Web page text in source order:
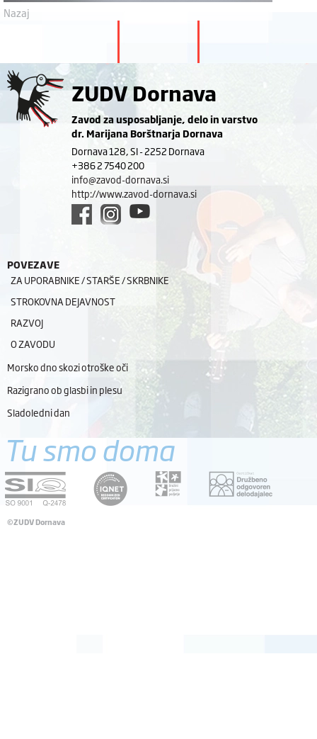
Nazaj
ZUDV Dornava
Zavod za usposabljanje, delo in varstvo
dr. Marijana Borštnarja Dornava
Dornava 128, SI - 2252 Dornava
+386 2 7540 200
info@zavod-dornava.si
http://www.zavod-dornava.si
POVEZAVE
ZA UPORABNIKE / STARŠE / SKRBNIKE
STROKOVNA DEJAVNOST
RAZVOJ
O ZAVODU
Morsko dno skozi otroške oči
Razigrano ob glasbi in plesu
Sladoledni dan
Tu smo doma
©ZUDV Dornava